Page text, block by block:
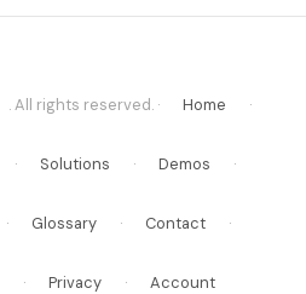
. All rights reserved. · Home ·
· Solutions · Demos ·
· Glossary · Contact ·
· Privacy · Account